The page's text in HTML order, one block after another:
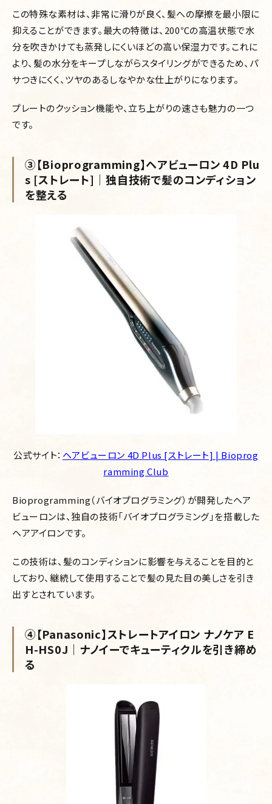
この特殊な素材は、非常に滑りが良く、髪への摩擦を最小限に
抑えることができます。最大の特徴は、200℃の高温状態で水
分を吹きかけても蒸発しにくいほどの高い保湿力です。これに
より、髪の水分をキープしながらスタイリングができるため、パ
サつきにくく、ツヤのあるしなやかな仕上がりになります。
プレートのクッション機能や、立ち上がりの速さも魅力の一つ
です。
③【Bioprogramming】ヘアビューロン 4D Plu
s [ストレート]｜独自技術で髪のコンディション
を整える
公式サイト： ヘアビューロン 4D Plus [ストレート] | Bioprog
ramming Club
Bioprogramming（バイオプログラミング）が開発したヘア
ビューロンは、独自の技術「バイオプログラミング」を搭載した
ヘアアイロンです。
この技術は、髪のコンディションに影響を与えることを目的と
しており、継続して使用することで髪の見た目の美しさを引き
出すとされています。
④【Panasonic】ストレートアイロン ナノケア E
H-HS0J｜ナノイーでキューティクルを引き締め
る